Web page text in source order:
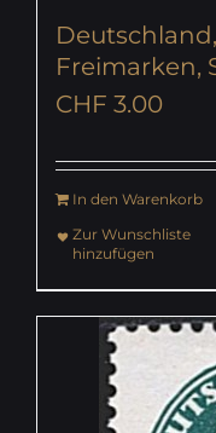
Freimarken,
CHF 3.00
In den Warenkorb
Zur Wunschliste
hinzufügen